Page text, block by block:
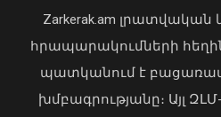
Zarkerak.am
հրապարակումների
պատկանում է
խմբագրությանը։ Այլ